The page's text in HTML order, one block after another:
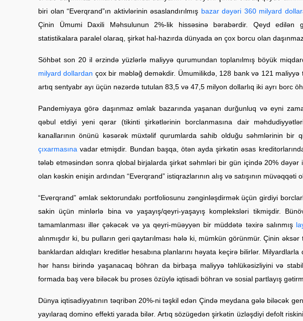
biri olan “Everqrand”ın aktivlərinin əsaslandırılmış bazar dəyəri 360 milyard
Çinin Ümumi Daxili Məhsulunun 2%-lik hissəsinə bərabərdir. Qeyd edilən
statistikalara paralel olaraq, şirkət hal-hazırda dünyada ən çox borcu olan
Söhbət son 20 il ərzində yüzlərlə maliyyə qurumundan toplanılmış böyük
milyard dollardan çox bir məbləğ deməkdir. Ümumilikdə, 128 bank və 121 maliyyə
artıq sentyabr ayı üçün nəzərdə tutulan 83,5 və 47,5 milyon dollarlıq iki ayrı borc
Pandemiyaya görə daşınmaz əmlak bazarında yaşanan durğunluq və eyni
qəbul etdiyi yeni qərar (tikinti şirkətlərinin borclanmasına dair
kanallarının önünü kəsərək müxtəlif qurumlarda sahib olduğu səhmlərinin bir
çıxarmasına vadar etmişdir. Bundan başqa, ötən ayda şirkətin əsas
tələb etməsindən sonra qlobal birjalarda şirkət səhmləri bir gün içində 20% dəyər
olan kəskin enişin ardından “Everqrand” istiqrazlarının alış və satışının müvəqqəti
“Everqrand” əmlak sektorundakı portfoliosunu zənginləşdirmək üçün girdiyi
sakin üçün minlərlə bina və yaşayış/qeyri-yaşayış kompleksləri tikmişdir.
tamamlanması illər çəkəcək və ya qeyri-müəyyən bir müddətə təxirə salınmış
alınmışdır ki, bu pulların geri qaytarılması hələ ki, mümkün görünmür. Çinin
banklardan aldıqları kreditlər hesabına planlarını həyata keçirə bilirlər.
hər hansı birində yaşanacaq böhran da birbaşa maliyyə təhlükəsizliyini və
formada baş verə biləcək bu proses özüylə iqtisadi böhran və sosial partlayış
Dünya iqtisadiyyatının təqribən 20%-ni təşkil edən Çində meydana gələ biləcək
yayılaraq domino effekti yarada bilər. Artıq sözügedən şirkətin üzləşdiyi defolt